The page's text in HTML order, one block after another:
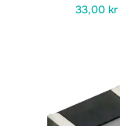
33,00kr